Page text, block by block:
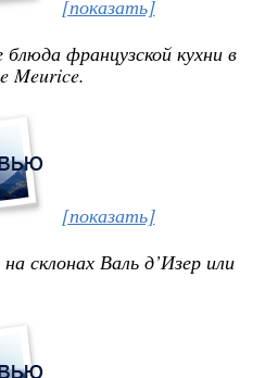
[показать]
французской кухни в
Meurice.
[показать]
склонах Валь д’Изер или